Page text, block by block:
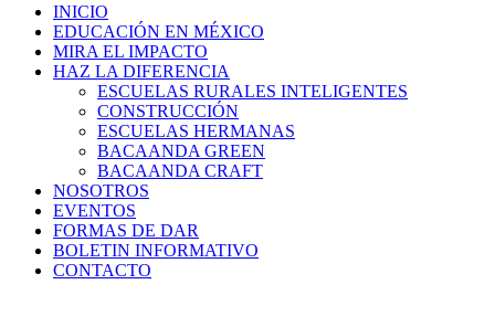
INICIO
EDUCACIÓN EN MÉXICO
MIRA EL IMPACTO
HAZ LA DIFERENCIA
ESCUELAS RURALES INTELIGENTES
CONSTRUCCIÓN
ESCUELAS HERMANAS
BACAANDA GREEN
BACAANDA CRAFT
NOSOTROS
EVENTOS
FORMAS DE DAR
BOLETIN INFORMATIVO
CONTACTO